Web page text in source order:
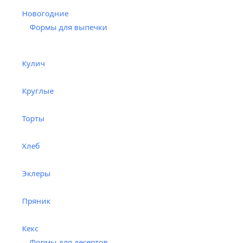
Новогодние
Формы для выпечки
Кулич
Круглые
Торты
Хлеб
Эклеры
Пряник
Кекс